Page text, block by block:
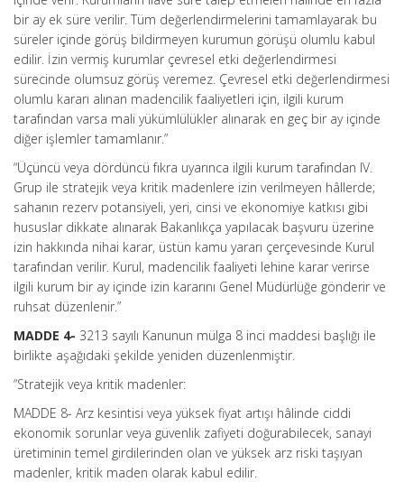
bir ay ek süre verilir. Tüm değerlendirmelerini tamamlayarak bu
süreler içinde görüş bildirmeyen kurumun görüşü olumlu kabul
edilir. İzin vermiş kurumlar çevresel etki değerlendirmesi
sürecinde olumsuz görüş veremez. Çevresel etki değerlendirmesi
olumlu kararı alınan madencilik faaliyetleri için, ilgili kurum
tarafından varsa mali yükümlülükler alınarak en geç bir ay içinde
diğer işlemler tamamlanır.”
“Üçüncü veya dördüncü fıkra uyarınca ilgili kurum tarafından IV.
Grup ile stratejik veya kritik madenlere izin verilmeyen hâllerde;
sahanın rezerv potansiyeli, yeri, cinsi ve ekonomiye katkısı gibi
hususlar dikkate alınarak Bakanlıkça yapılacak başvuru üzerine
izin hakkında nihai karar, üstün kamu yararı çerçevesinde Kurul
tarafından verilir. Kurul, madencilik faaliyeti lehine karar verirse
ilgili kurum bir ay içinde izin kararını Genel Müdürlüğe gönderir ve
ruhsat düzenlenir.”
MADDE 4- 3213 sayılı Kanunun mülga 8 inci maddesi başlığı ile
birlikte aşağıdaki şekilde yeniden düzenlenmiştir.
“Stratejik veya kritik madenler:
MADDE 8- Arz kesintisi veya yüksek fiyat artışı hâlinde ciddi
ekonomik sorunlar veya güvenlik zafiyeti doğurabilecek, sanayi
üretiminin temel girdilerinden olan ve yüksek arz riski taşıyan
madenler, kritik maden olarak kabul edilir.